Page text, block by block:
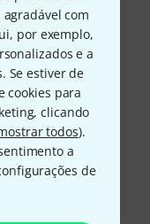
com
por exemplo,
e a
Se estiver de
cookies para
clicando
todos).
a
de
connosco